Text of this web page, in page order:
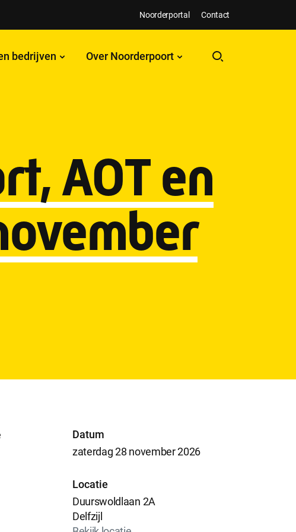
Noorderportal Contact
bedrijven Over Noorderpoort
AOT en
Datum
zaterdag 28 november 2026
Locatie
Duurswoldlaan 2A
Delfzijl